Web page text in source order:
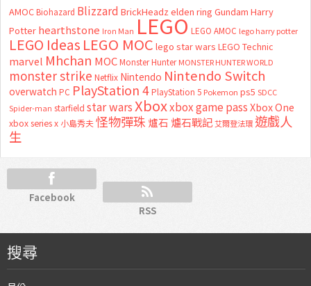
AMOC Biohazard Blizzard BrickHeadz elden ring Gundam Harry
Potter hearthstone Iron Man LEGO LEGO AMOC lego harry potter
LEGO Ideas LEGO MOC lego star wars LEGO Technic
marvel Mhchan MOC Monster Hunter MONSTER HUNTER WORLD
monster strike Netflix Nintendo Nintendo Switch
overwatch PC PlayStation 4 PlayStation 5 Pokemon ps5 SDCC
Spider-man starfield star wars Xboxxbox game passXbox One
xbox series x 小島秀夫怪物彈珠 爐石 爐石戰記艾爾登法環 遊戲人
生
Facebook
RSS
搜尋